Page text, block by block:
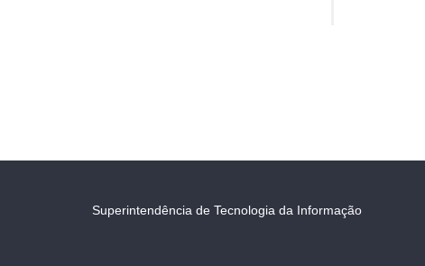
Superintendência de Tecnologia da Informação